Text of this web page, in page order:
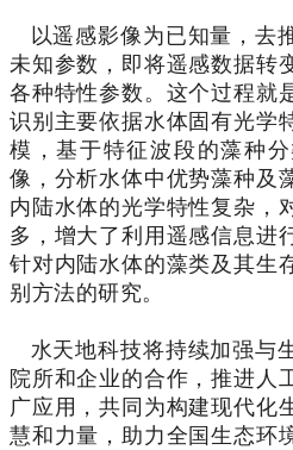
以遥感影像为已知量，去
未知参数，即将遥感数据转
各种特性参数。这个过程就
识别主要依据水体固有光学
模，基于特征波段的藻种
像，分析水体中优势藻种及
内陆水体的光学特性复杂，
多，增大了利用遥感信息进
针对内陆水体的藻类及其生
别方法的研究。
水天地科技将持续加强与
院所和企业的合作，推进人
广应用，共同为构建现代化
慧和力量，助力全国生态环